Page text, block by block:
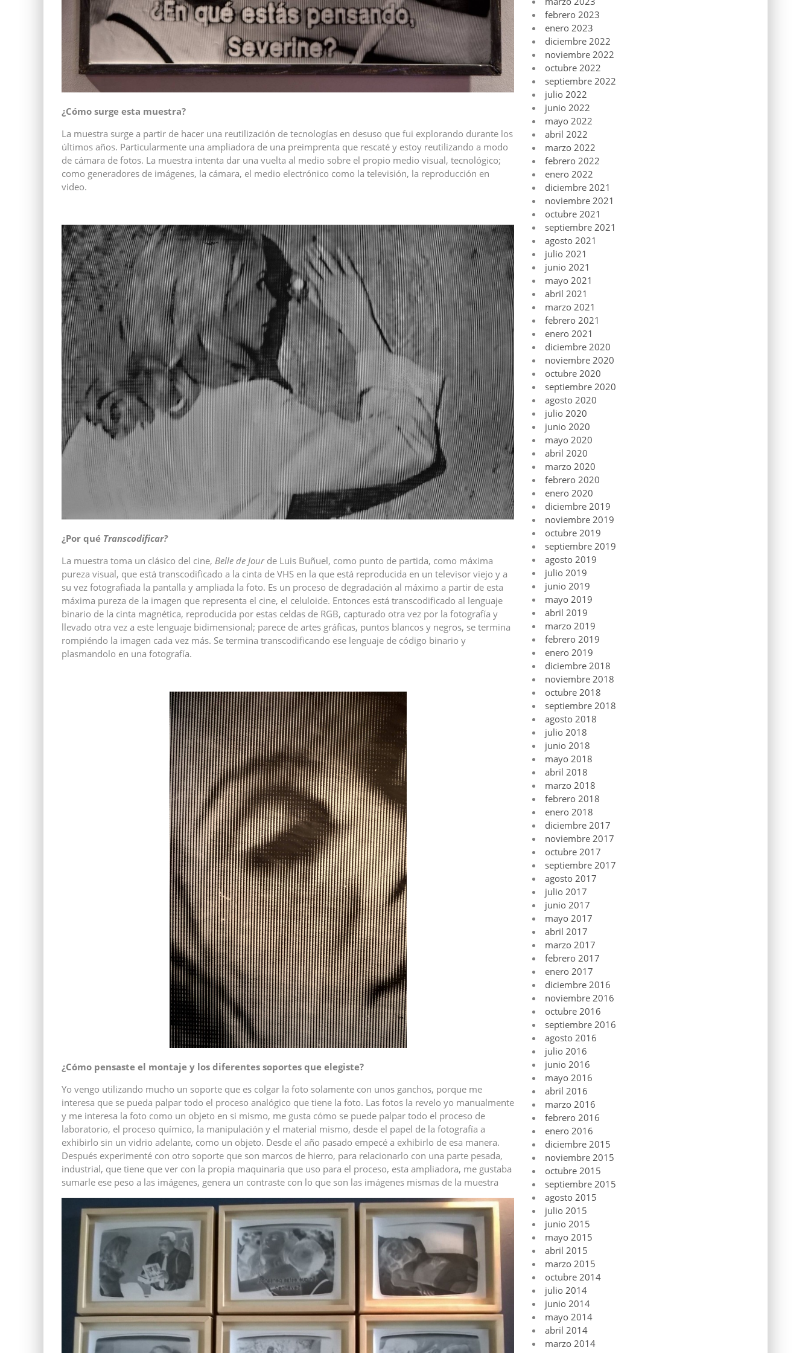
¿Cómo surge esta muestra?
La muestra surge a partir de hacer una reutilización de tecnologías en desuso que fui explorando durante los
últimos años. Particularmente una ampliadora de una preimprenta que rescaté y estoy reutilizando a modo
de cámara de fotos. La muestra intenta dar una vuelta al medio sobre el propio medio visual, tecnológico;
como generadores de imágenes, la cámara, el medio electrónico como la televisión, la reproducción en
video.
¿Por qué Transcodificar?
La muestra toma un clásico del cine, Belle de Jourde Luis Buñuel, como punto de partida, como máxima
pureza visual, que está transcodificado a la cinta de VHS en la que está reproducida en un televisor viejo y a
su vez fotografiada la pantalla y ampliada la foto. Es un proceso de degradación al máximo a partir de esta
máxima pureza de la imagen que representa el cine, el celuloide. Entonces está transcodificado al lenguaje
binario de la cinta magnética, reproducida por estas celdas de RGB, capturado otra vez por la fotografía y
llevado otra vez a este lenguaje bidimensional; parece de artes gráficas, puntos blancos y negros, se termina
rompiéndo la imagen cada vez más. Se termina transcodificando ese lenguaje de código binario y
plasmandolo en una fotografía.
¿Cómo pensaste el montaje y los diferentes soportes que elegiste?
Yo vengo utilizando mucho un soporte que es colgar la foto solamente con unos ganchos, porque me
interesa que se pueda palpar todo el proceso analógico que tiene la foto. Las fotos la revelo yo manualmente
y me interesa la foto como un objeto en si mismo, me gusta cómo se puede palpar todo el proceso de
laboratorio, el proceso químico, la manipulación y el material mismo, desde el papel de la fotografía a
exhibirlo sin un vidrio adelante, como un objeto. Desde el año pasado empecé a exhibirlo de esa manera.
Después experimenté con otro soporte que son marcos de hierro, para relacionarlo con una parte pesada,
industrial, que tiene que ver con la propia maquinaria que uso para el proceso, esta ampliadora, me gustaba
sumarle ese peso a las imágenes, genera un contraste con lo que son las imágenes mismas de la muestra
febrero 2023
enero 2023
diciembre 2022
noviembre 2022
octubre 2022
septiembre 2022
julio 2022
junio 2022
mayo 2022
abril 2022
marzo 2022
febrero 2022
enero 2022
diciembre 2021
noviembre 2021
octubre 2021
septiembre 2021
agosto 2021
julio 2021
junio 2021
mayo 2021
abril 2021
marzo 2021
febrero 2021
enero 2021
diciembre 2020
noviembre 2020
octubre 2020
septiembre 2020
agosto 2020
julio 2020
junio 2020
mayo 2020
abril 2020
marzo 2020
febrero 2020
enero 2020
diciembre 2019
noviembre 2019
octubre 2019
septiembre 2019
agosto 2019
julio 2019
junio 2019
mayo 2019
abril 2019
marzo 2019
febrero 2019
enero 2019
diciembre 2018
noviembre 2018
octubre 2018
septiembre 2018
agosto 2018
julio 2018
junio 2018
mayo 2018
abril 2018
marzo 2018
febrero 2018
enero 2018
diciembre 2017
noviembre 2017
octubre 2017
septiembre 2017
agosto 2017
julio 2017
junio 2017
mayo 2017
abril 2017
marzo 2017
febrero 2017
enero 2017
diciembre 2016
noviembre 2016
octubre 2016
septiembre 2016
agosto 2016
julio 2016
junio 2016
mayo 2016
abril 2016
marzo 2016
febrero 2016
enero 2016
diciembre 2015
noviembre 2015
octubre 2015
septiembre 2015
agosto 2015
julio 2015
junio 2015
mayo 2015
abril 2015
marzo 2015
octubre 2014
julio 2014
junio 2014
mayo 2014
abril 2014
marzo 2014